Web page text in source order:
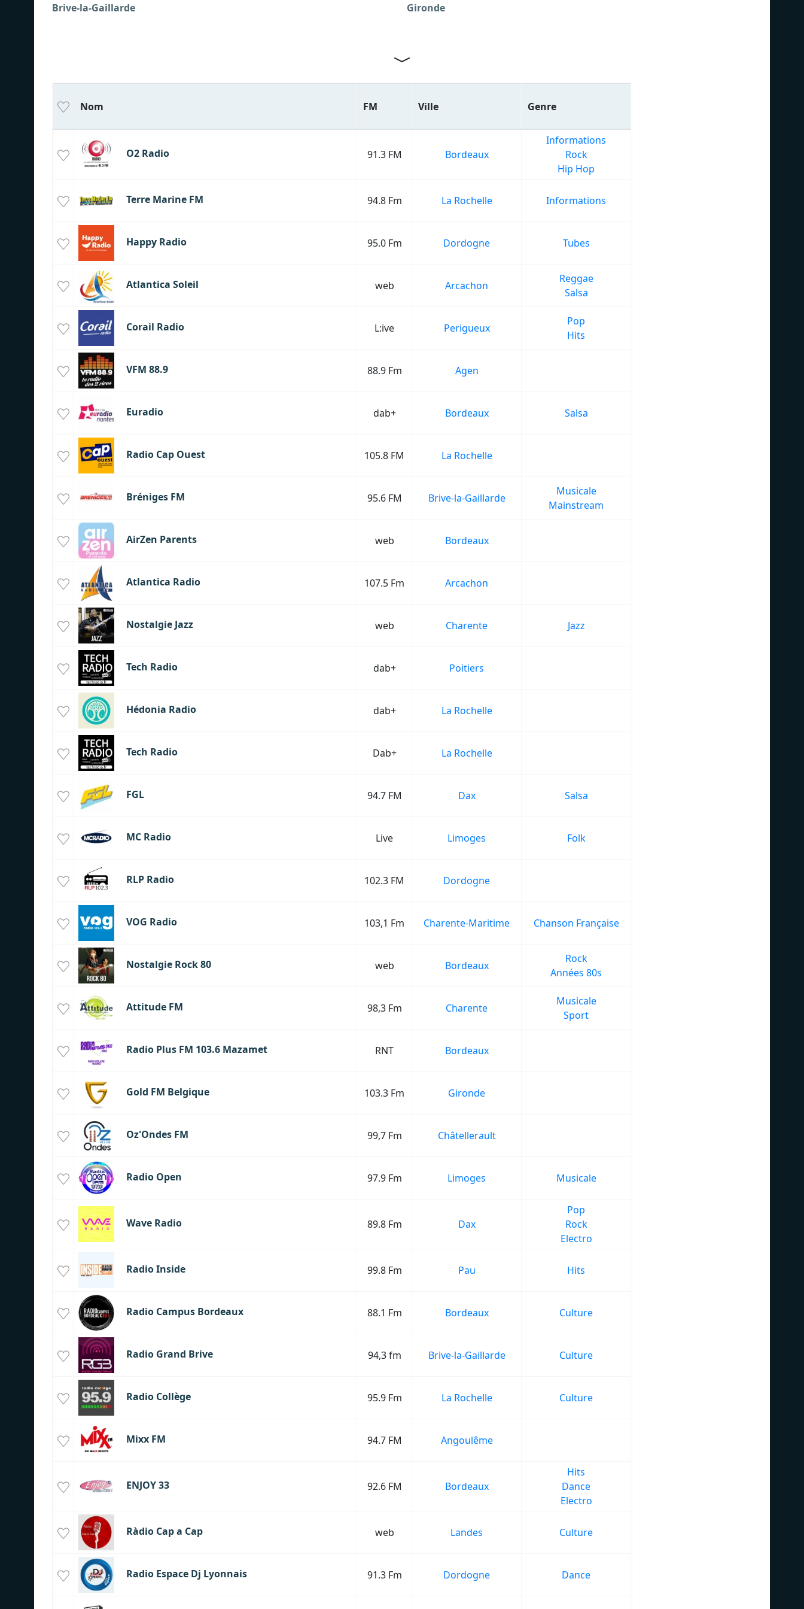
Brive-la-Gaillarde
Gironde
Nom FM Ville Genre
O2 Radio 91.3 FM Bordeaux
Informations
Rock
Hip Hop
Terre Marine FM 94.8 Fm La Rochelle Informations
Happy Radio 95.0 Fm Dordogne Tubes
Atlantica Soleil web Arcachon
Reggae
Salsa
Corail Radio L:ive Perigueux
Pop
Hits
VFM 88.9 88.9 Fm Agen
Euradio dab+ Bordeaux Salsa
Radio Cap Ouest 105.8 FM La Rochelle
Bréniges FM 95.6 FM Brive-la-Gaillarde
Musicale
Mainstream
AirZen Parents web Bordeaux
Atlantica Radio 107.5 Fm Arcachon
Nostalgie Jazz web Charente Jazz
Tech Radio dab+ Poitiers
Hédonia Radio dab+ La Rochelle
Tech Radio Dab+ La Rochelle
FGL 94.7 FM Dax Salsa
MC Radio Live Limoges Folk
RLP Radio 102.3 FM Dordogne
VOG Radio 103,1 Fm Charente-Maritime Chanson Française
Nostalgie Rock 80 web Bordeaux
Rock
Années 80s
Attitude FM 98,3 Fm Charente
Musicale
Sport
Radio Plus FM 103.6 Mazamet RNT Bordeaux
Gold FM Belgique 103.3 Fm Gironde
Oz'Ondes FM 99,7 Fm Châtellerault
Radio Open 97.9 Fm Limoges Musicale
Wave Radio 89.8 Fm Dax
Pop
Rock
Electro
Radio Inside 99.8 Fm Pau Hits
Radio Campus Bordeaux 88.1 Fm Bordeaux Culture
Radio Grand Brive 94,3 fm Brive-la-Gaillarde Culture
Radio Collège 95.9 Fm La Rochelle Culture
Mixx FM 94.7 FM Angoulême
ENJOY 33 92.6 FM Bordeaux
Hits
Dance
Electro
Ràdio Cap a Cap web Landes Culture
Radio Espace Dj Lyonnais 91.3 Fm Dordogne Dance